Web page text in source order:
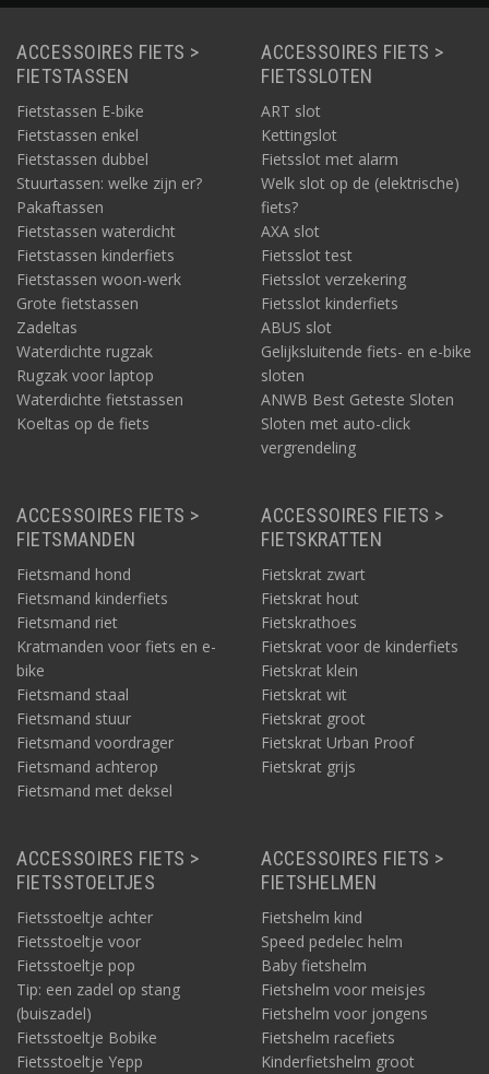
ACCESSOIRES FIETS >
FIETSTASSEN
Fietstassen E-bike
Fietstassen enkel
Fietstassen dubbel
Stuurtassen: welke zijn er?
Pakaftassen
Fietstassen waterdicht
Fietstassen kinderfiets
Fietstassen woon-werk
Grote fietstassen
Zadeltas
Waterdichte rugzak
Rugzak voor laptop
Waterdichte fietstassen
Koeltas op de fiets
ACCESSOIRES FIETS >
FIETSSLOTEN
ART slot
Kettingslot
Fietsslot met alarm
Welk slot op de (elektrische)
fiets?
AXA slot
Fietsslot test
Fietsslot verzekering
Fietsslot kinderfiets
ABUS slot
Gelijksluitende fiets- en e-bike
sloten
ANWB Best Geteste Sloten
Sloten met auto-click
vergrendeling
ACCESSOIRES FIETS >
FIETSMANDEN
Fietsmand hond
Fietsmand kinderfiets
Fietsmand riet
Kratmanden voor fiets en e-
bike
Fietsmand staal
Fietsmand stuur
Fietsmand voordrager
Fietsmand achterop
Fietsmand met deksel
ACCESSOIRES FIETS >
FIETSKRATTEN
Fietskrat zwart
Fietskrat hout
Fietskrathoes
Fietskrat voor de kinderfiets
Fietskrat klein
Fietskrat wit
Fietskrat groot
Fietskrat Urban Proof
Fietskrat grijs
ACCESSOIRES FIETS >
FIETSSTOELTJES
Fietsstoeltje achter
Fietsstoeltje voor
Fietsstoeltje pop
Tip: een zadel op stang
(buiszadel)
Fietsstoeltje Bobike
Fietsstoeltje Yepp
ACCESSOIRES FIETS >
FIETSHELMEN
Fietshelm kind
Speed pedelec helm
Baby fietshelm
Fietshelm voor meisjes
Fietshelm voor jongens
Fietshelm racefiets
Kinderfietshelm groot